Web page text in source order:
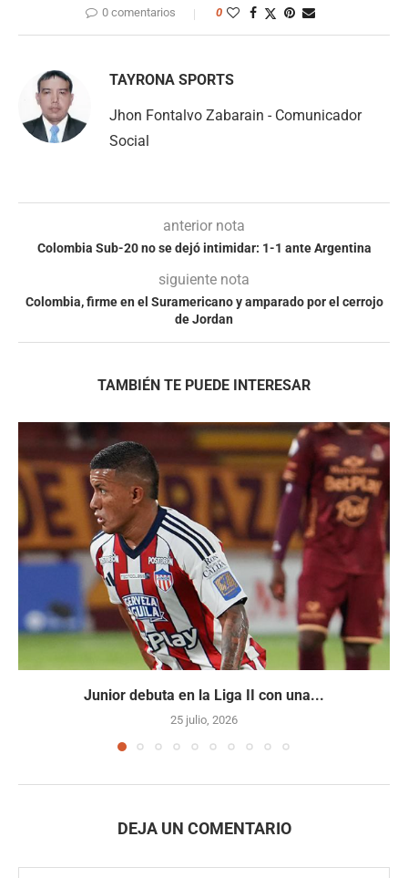
0 comentarios 0
TAYRONA SPORTS
Jhon Fontalvo Zabarain - Comunicador
Social
anterior nota
Colombia Sub-20 no se dejó intimidar: 1-1 ante Argentina
siguiente nota
Colombia, firme en el Suramericano y amparado por el cerrojo
de Jordan
TAMBIÉN TE PUEDE INTERESAR
Junior debuta en la Liga II con una...
25 julio, 2026
DEJA UN COMENTARIO